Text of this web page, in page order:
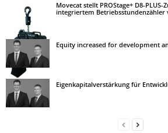
Movecat stellt PROStage+ D8-PLUS-
integriertem Betriebsstundenzähler
Equity increased for development
Eigenkapitalverstärkung für